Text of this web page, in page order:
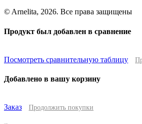
© Arnelita, 2026. Все права защищены
Продукт был добавлен в сравнение
Посмотреть сравнительную таблицу
Добавлено в вашу корзину
Заказ Продолжить покупки